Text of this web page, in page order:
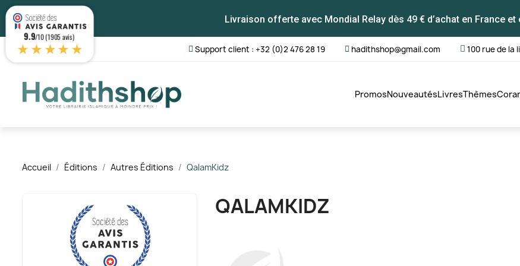
Livraison offerte avec Mondial Relay dès 49 € d’achat en France et
Support client : +32 (0)2 476 28 19 hadithshop@gmail.com 100 rue de la
PromosNouveautésLivresThèmes
Accueil Éditions Autres Éditions QalamKidz
QALAMKIDZ
9.9/10 (1905 avis)
★★★★★